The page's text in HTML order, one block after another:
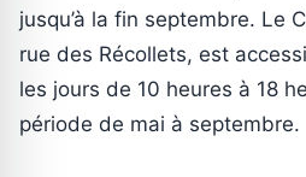
jusqu’à la fin septembre. Le
rue des Récollets, est
les jours de 10 heures à 18
période de mai à septembre.